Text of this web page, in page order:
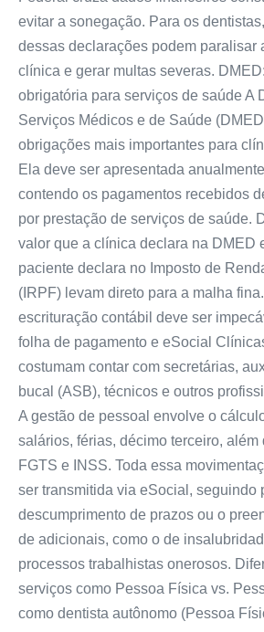
evitar a sonegação. Para os
dessas declarações podem paralisar
clínica e gerar multas severas.
obrigatória para serviços de saúde A
Serviços Médicos e de Saúde
obrigações mais importantes para
Ela deve ser apresentada
contendo os pagamentos recebidos
por prestação de serviços de saúde.
valor que a clínica declara na DMED
paciente declara no Imposto de
(IRPF) levam direto para a malha
escrituração contábil deve ser
folha de pagamento e eSocial
costumam contar com secretárias,
bucal (ASB), técnicos e outros
A gestão de pessoal envolve o
salários, férias, décimo terceiro, além
FGTS e INSS. Toda essa
ser transmitida via eSocial, seguindo
descumprimento de prazos ou o
de adicionais, como o de
processos trabalhistas onerosos.
serviços como Pessoa Física vs.
como dentista autônomo (Pessoa